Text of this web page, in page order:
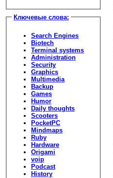
Ключевые слова:
Search Engines
Biotech
Terminal systems
Administration
Security
Graphics
Multimedia
Backup
Games
Humor
Daily thoughts
Scooters
PocketPC
Mindmaps
Ruby
Hardware
Origami
voip
Podcast
History